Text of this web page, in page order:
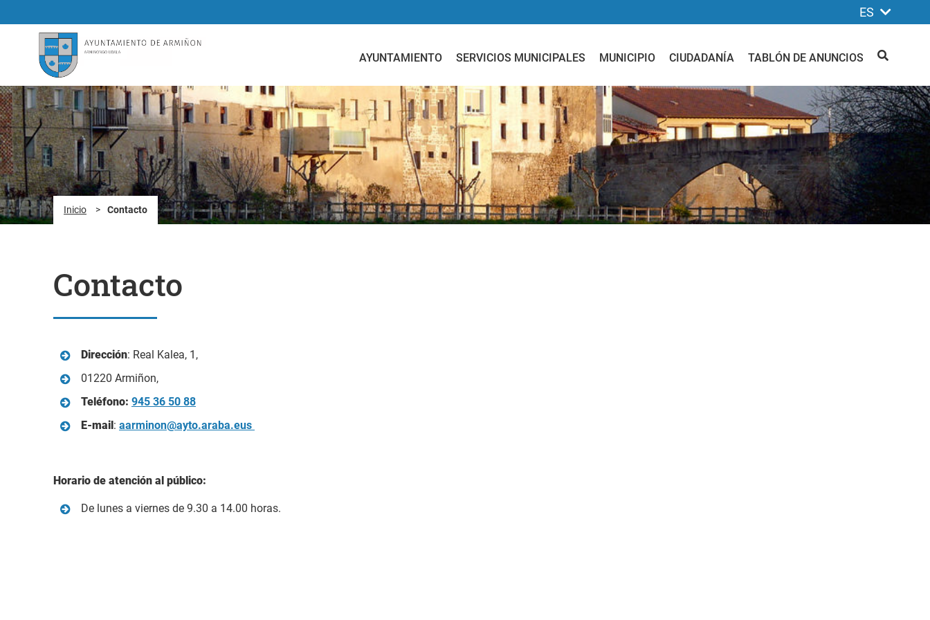
ES
AYUNTAMIENTO SERVICIOS MUNICIPALES MUNICIPIO CIUDADANÍA TABLÓN DE ANUNCIOS BUSCAR
Inicio > Contacto
Contacto
Dirección: Real Kalea, 1,
01220 Armiñon,
Teléfono: 945 36 50 88
E-mail : aarminon@ayto.araba.eus
Horario de atención al público:
De lunes a viernes de 9.30 a 14.00 horas.